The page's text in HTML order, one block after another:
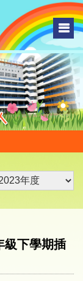
級下學期插